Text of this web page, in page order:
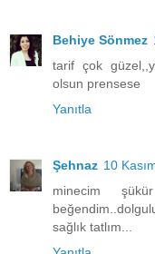
Behiye Sönmez
tarif çok
olsun prensese
Yanıtla
Şehnaz 10
minecim
sağlık tatlım...